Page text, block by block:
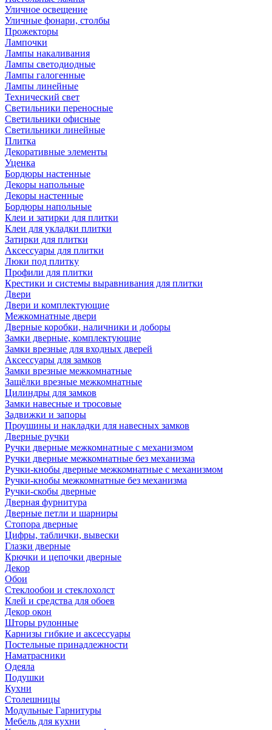
Уличное освещение
Уличные фонари, столбы
Прожекторы
Лампочки
Лампы накаливания
Лампы светодиодные
Лампы галогенные
Лампы линейные
Технический свет
Светильники переносные
Светильники офисные
Светильники линейные
Плитка
Декоративные элементы
Уценка
Бордюры настенные
Декоры напольные
Декоры настенные
Бордюры напольные
Клеи и затирки для плитки
Клеи для укладки плитки
Затирки для плитки
Аксессуары для плитки
Люки под плитку
Профили для плитки
Крестики и системы выравнивания для плитки
Двери
Двери и комплектующие
Межкомнатные двери
Дверные коробки, наличники и доборы
Замки дверные, комплектующие
Замки врезные для входных дверей
Аксессуары для замков
Замки врезные межкомнатные
Защёлки врезные межкомнатные
Цилиндры для замков
Замки навесные и тросовые
Задвижки и запоры
Проушины и накладки для навесных замков
Дверные ручки
Ручки дверные межкомнатные с механизмом
Ручки дверные межкомнатные без механизма
Ручки-кнобы дверные межкомнатные с механизмом
Ручки-кнобы межкомнатные без механизма
Ручки-скобы дверные
Дверная фурнитура
Дверные петли и шарниры
Стопора дверные
Цифры, таблички, вывески
Глазки дверные
Крючки и цепочки дверные
Декор
Обои
Стеклообои и стеклохолст
Клей и средства для обоев
Декор окон
Шторы рулонные
Карнизы гибкие и аксессуары
Постельные принадлежности
Наматрасники
Одеяла
Подушки
Кухни
Столешницы
Модульные Гарнитуры
Мебель для кухни